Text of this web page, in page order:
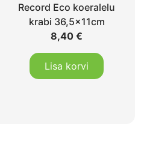
Record Eco koeralelu
krabi 36,5x11cm
8,40€
Lisa korvi